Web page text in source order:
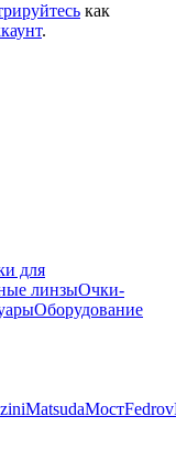
как
.
для
линзыОчки-
Оборудование
MatsudaМостFedrov